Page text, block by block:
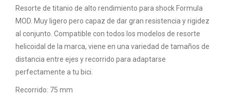
Resorte de titanio de alto rendimiento para shock Formula
MOD. Muy ligero pero capaz de dar gran resistencia y rigidez
al conjunto. Compatible con todos los modelos de resorte
helicoidal de la marca, viene en una variedad de tamaños de
distancia entre ejes y recorrido para adaptarse
perfectamente a tu bici.
Recorrido: 75 mm